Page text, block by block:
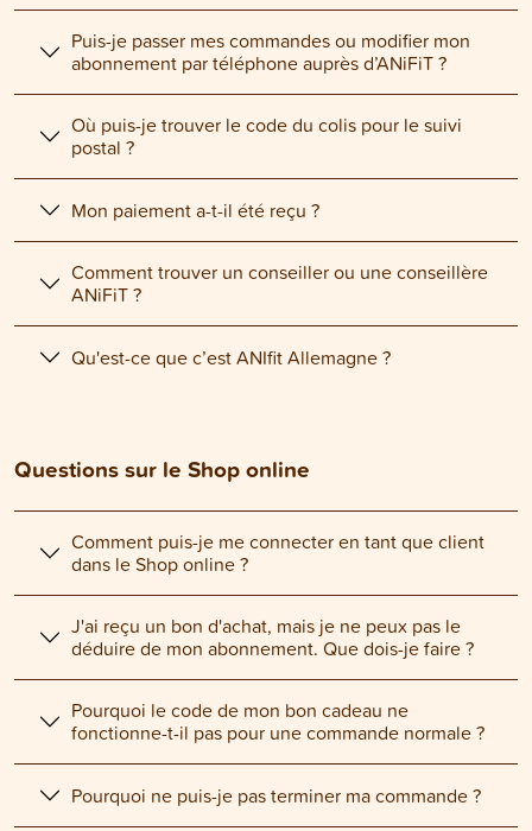
Puis-je passer mes commandes ou modifier mon
abonnement par téléphone auprès d’ANiFiT ?
Où puis-je trouver le code du colis pour le suivi
postal ?
Mon paiement a-t-il été reçu ?
Comment trouver un conseiller ou une conseillère
ANiFiT ?
Qu'est-ce que c’est ANIfit Allemagne ?
Questions sur le Shop online
Comment puis-je me connecter en tant que client
dans le Shop online ?
J'ai reçu un bon d'achat, mais je ne peux pas le
déduire de mon abonnement. Que dois-je faire ?
Pourquoi le code de mon bon cadeau ne
fonctionne-t-il pas pour une commande normale ?
Pourquoi ne puis-je pas terminer ma commande ?